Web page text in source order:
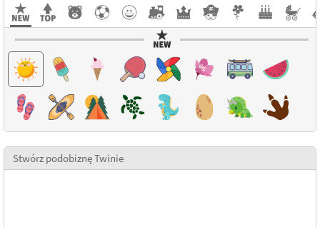
Stwórz podobiznę Twinie